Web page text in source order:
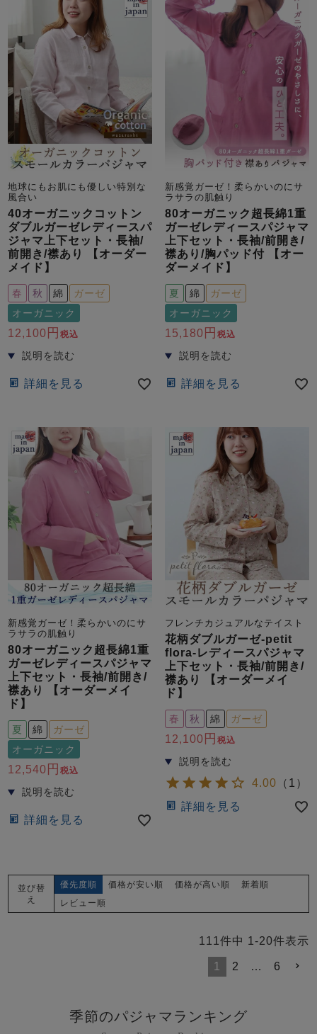
地球にもお肌にも優しい特別な
風合い
40オーガニックコットン
ダブルガーゼレディースパ
ジャマ上下セット・長袖/
前開き/襟あり 【オーダー
メイド】
春 秋 綿
ガーゼ
オーガニック
12,100 税込
詳細を見る
新感覚ガーゼ！柔らかいのにサ
ラサラの肌触り
80オーガニック超長綿1重
ガーゼレディースパジャマ
上下セット・長袖/前開き/
襟あり/胸パッド付 【オー
ダーメイド】
夏 綿
ガーゼ
オーガニック
15,180 税込
詳細を見る
新感覚ガーゼ！柔らかいのにサ
ラサラの肌触り
80オーガニック超長綿1重
ガーゼレディースパジャマ
上下セット・長袖/前開き/
襟あり 【オーダーメイ
ド】
夏 綿
ガーゼ
オーガニック
12,540 税込
詳細を見る
フレンチカジュアルなテイスト
花柄ダブルガーゼ-petit
flora-レディースパジャマ
上下セット・長袖/前開き/
襟あり 【オーダーメイ
ド】
春 秋 綿 ガーゼ
12,100 税込
4.00 （ 1 ）
詳細を見る
並び替
え
優先度順 価格が安い順 価格が高い順
新着順
レビュー順
111 件中 1 -20件表示
1 2 … 6
季節のパジャマランキング